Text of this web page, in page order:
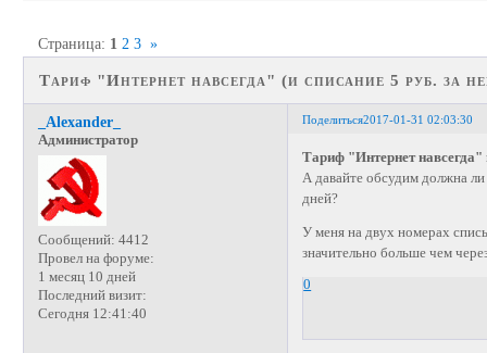
Тариф "Интернет навсегда" (и списание 5 руб. за
Страница: 1 2 3 »
Поделиться2017-01-31 02:03:30
_Alexander_
Администратор
Сообщений: 4412
Провел на форуме:
1 месяц 10 дней
Последний визит:
Сегодня 12:41:40
Тариф "Интернет навсегда"
А давайте обсудим должна ли
дней?
У меня на двух номерах
значительно больше чем
0